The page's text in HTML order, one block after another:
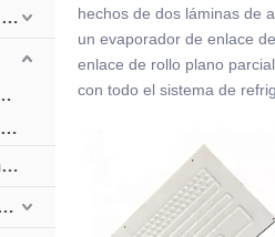
Condensador de placa de tubo
Roll Bond
Evaporador de aluminio Roll Bond
Evaporador de tubo de alambre
y válvula de retención
hechos de dos láminas de
un evaporador de enlace
enlace de rollo plano
con todo el sistema de